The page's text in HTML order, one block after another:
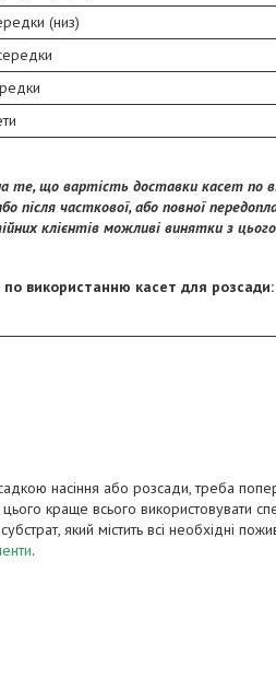
(низ)
те, що вартість доставки касет по
після часткової, або повної
клієнтів можливі винятки з
по використанню касет для розсади:
насіння або розсади, треба
краще всього використовувати
який містить всі необхідні
.